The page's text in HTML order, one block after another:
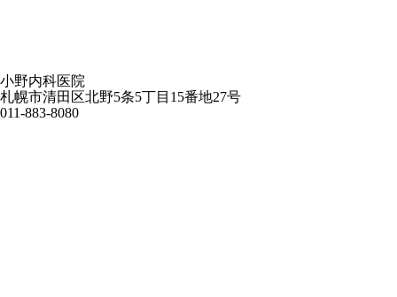
小野内科医院
札幌市清田区北野5条5丁目15番地27号
011-883-8080